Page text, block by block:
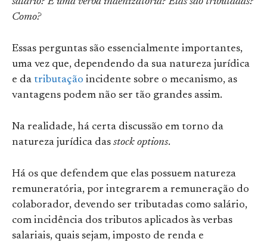
Como?
Essas perguntas são essencialmente importantes,
uma vez que, dependendo da sua natureza jurídica
e da tributação incidente sobre o mecanismo, as
vantagens podem não ser tão grandes assim.
Na realidade, há certa discussão em torno da
natureza jurídica das stock options.
Há os que defendem que elas possuem natureza
remuneratória, por integrarem a remuneração do
colaborador, devendo ser tributadas como salário,
com incidência dos tributos aplicados às verbas
salariais, quais sejam, imposto de renda e